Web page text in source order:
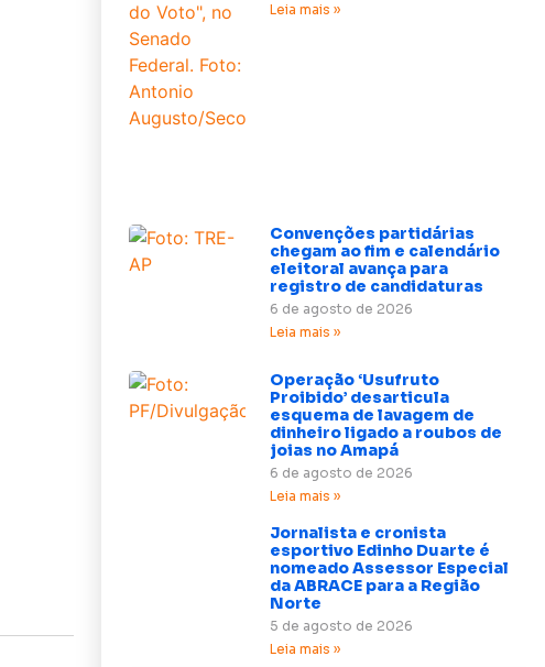
Leia mais »
Convenções partidárias
chegam ao fim e calendário
eleitoral avança para
registro de candidaturas
6 de agosto de 2026
Leia mais »
Operação ‘Usufruto
Proibido’ desarticula
esquema de lavagem de
dinheiro ligado a roubos de
joias no Amapá
6 de agosto de 2026
Leia mais »
Jornalista e cronista
esportivo Edinho Duarte é
nomeado Assessor Especial
da ABRACE para a Região
Norte
5 de agosto de 2026
Leia mais »